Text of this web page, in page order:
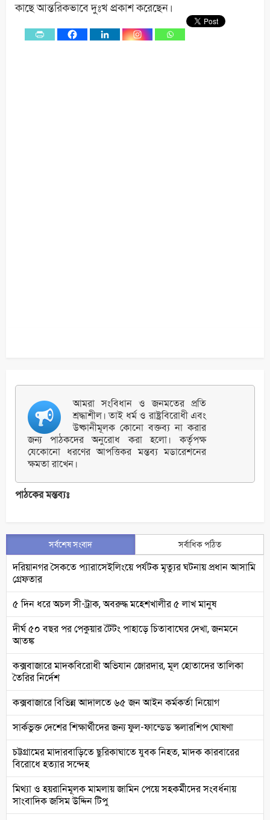
কাছে আন্তরিকভাবে দুঃখ প্রকাশ করেছেন।
আমরা সংবিধান ও জনমতের প্রতি
শ্রদ্ধাশীল। তাই ধর্ম ও রাষ্ট্রবিরোধী এবং
উষ্কানীমূলক কোনো বক্তব্য না করার
জন্য পাঠকদের অনুরোধ করা হলো। কর্তৃপক্ষ
যেকোনো ধরণের আপত্তিকর মন্তব্য মডারেশনের
ক্ষমতা রাখেন।
পাঠকের মন্তব্যঃ
সর্বশেষ সংবাদ সর্বাধিক পঠিত
দরিয়ানগর সৈকতে প্যারাসেইলিংয়ে পর্যটক মৃত্যুর ঘটনায় প্রধান আসামি
গ্রেফতার
৫ দিন ধরে অচল সী-ট্রাক, অবরুদ্ধ মহেশখালীর ৫ লাখ মানুষ
দীর্ঘ ৫০ বছর পর পেকুয়ার টৈটং পাহাড়ে চিতাবাঘের দেখা, জনমনে
আতঙ্ক
কক্সবাজারে মাদকবিরোধী অভিযান জোরদার, মূল হোতাদের তালিকা
তৈরির নির্দেশ
কক্সবাজারে বিভিন্ন আদালতে ৬৫ জন আইন কর্মকর্তা নিয়োগ
সার্কভুক্ত দেশের শিক্ষার্থীদের জন্য ফুল-ফান্ডেড স্কলারশিপ ঘোষণা
চট্টগ্রামের মাদারবাড়িতে ছুরিকাঘাতে যুবক নিহত, মাদক কারবারের
বিরোধে হত্যার সন্দেহ
মিথ্যা ও হয়রানিমূলক মামলায় জামিন পেয়ে সহকর্মীদের সংবর্ধনায়
সাংবাদিক জসিম উদ্দিন টিপু